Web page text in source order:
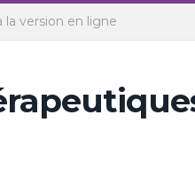
version en ligne